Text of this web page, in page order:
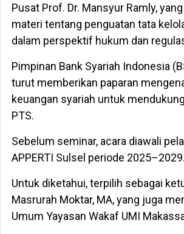
Pusat Prof. Dr. Mansyur Ramly,
materi tentang penguatan tata
dalam perspektif hukum dan
Pimpinan Bank Syariah Indonesia
turut memberikan paparan
keuangan syariah untuk
PTS.
Sebelum seminar, acara diawali
APPERTI Sulsel periode 2025–2029.
Untuk diketahui, terpilih sebagai
Masrurah Moktar, MA, yang juga
Umum Yayasan Wakaf UMI